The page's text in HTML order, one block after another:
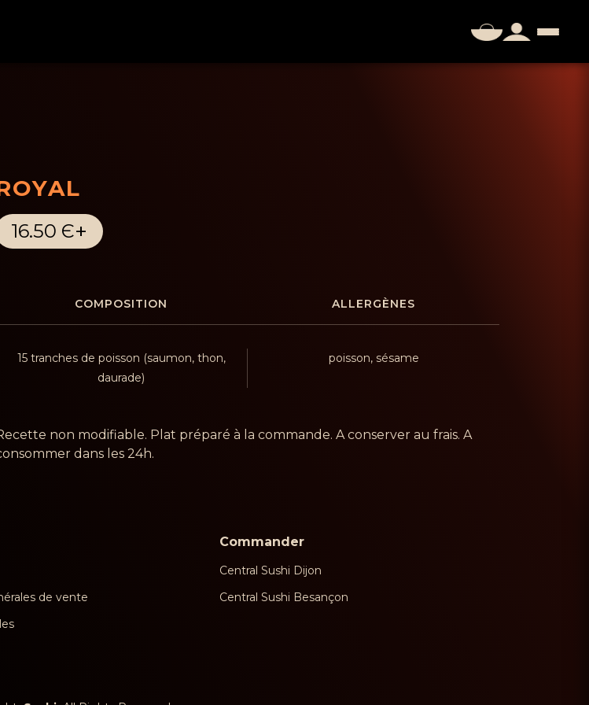
16.50 Є+
COMPOSITION ALLERGÈNES
15 tranches de poisson (saumon, thon,
daurade)
poisson, sésame
non modifiable. Plat préparé à la commande. A conserver au frais. A
dans les 24h.
de vente
Commander
Central Sushi Dijon
Central Sushi Besançon